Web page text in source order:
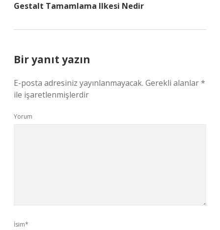
Gestalt Tamamlama Ilkesi Nedir
Bir yanıt yazın
E-posta adresiniz yayınlanmayacak. Gerekli alanlar*
ile işaretlenmişlerdir
Yorum
İsim*